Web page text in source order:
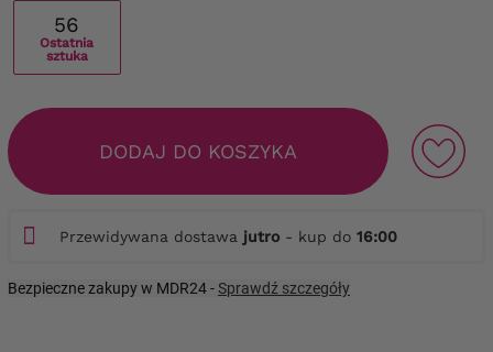
56
Ostatnia
sztuka
DODAJ DO KOSZYKA
Przewidywana dostawa jutro - kup do 16:00
Bezpieczne zakupy w MDR24 -Sprawdź szczegóły